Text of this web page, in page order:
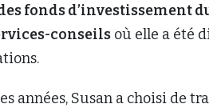
fonds d’investissement
conseils où elle a été
années, Susan a choisi de